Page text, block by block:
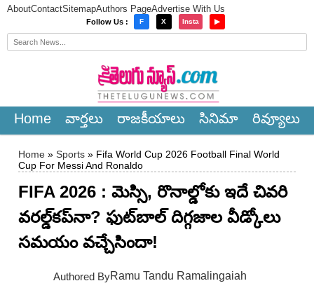
AboutContactSitemapAuthors PageAdvertise With Us
Follow Us : F X Insta ▶
Home వార్త‌లు రాజ‌కీయాలు సినిమా రివ్యూలు
Home » Sports » Fifa World Cup 2026 Football Final World
Cup For Messi And Ronaldo
FIFA 2026 : మెస్సి, రొనాల్డోకు ఇదే చివరి
వరల్డ్‌కప్‌నా? ఫుట్‌బాల్ దిగ్గజాల వీడ్కోలు
సమయం వచ్చేసిందా!
Authored ByRamu Tandu Ramalingaiah